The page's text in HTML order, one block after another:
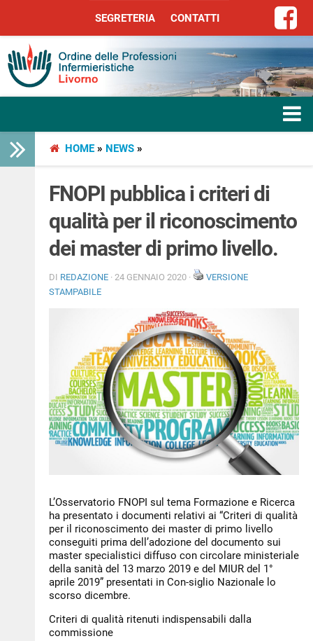
SEGRETERIA CONTATTI
SEGRETERIA CONTATTI
HOME
SEGRETERIA
LIBERA PROFESSIONE
PER IL CITTADINO
FORMAZIONE
CONCORSI
HOME» NEWS »
FNOPI pubblica i criteri di
qualità per il riconoscimento
dei master di primo livello.
DI REDAZIONE · 24 GENNAIO 2020 ·
VERSIONE
STAMPABILE
L’Osservatorio FNOPI sul tema Formazione e Ricerca
ha presentato i documenti relativi ai “Criteri di qualità
per il riconoscimento dei master di primo livello
conseguiti prima dell’adozione del documento sui
master specialistici diffuso con circolare ministeriale
della sanità del 13 marzo 2019 e del MIUR del 1°
aprile 2019” presentati in Con-siglio Nazionale lo
scorso dicembre.
Criteri di qualità ritenuti indispensabili dalla
commissione